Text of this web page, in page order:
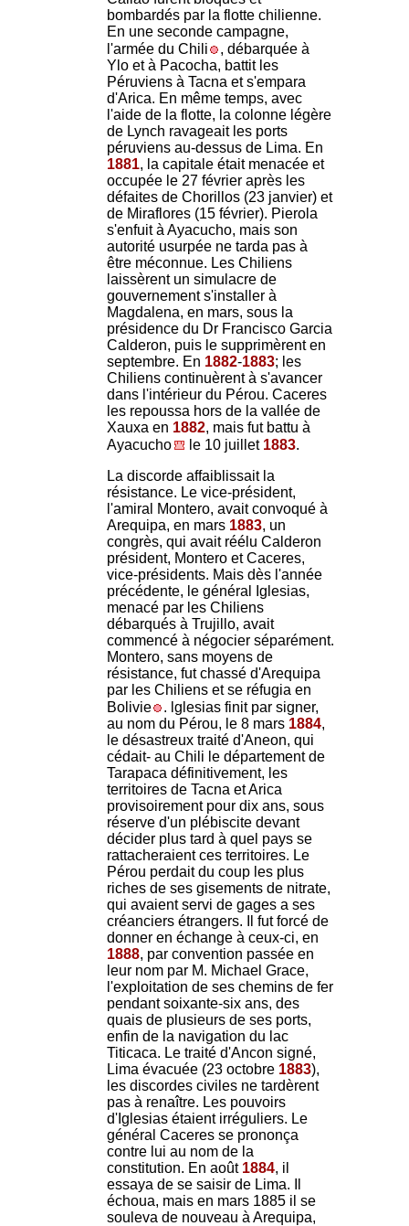
bombardés par la flotte chilienne.
En une seconde campagne,
l'armée du Chili
, débarquée à
Ylo et à Pacocha, battit les
Péruviens à Tacna et s'empara
d'Arica. En même temps, avec
l'aide de la flotte, la colonne légère
de Lynch ravageait les ports
péruviens au-dessus de Lima. En
1881, la capitale était menacée et
occupée le 27 février après les
défaites de Chorillos (23 janvier) et
de Miraflores (15 février). Pierola
s'enfuit à Ayacucho, mais son
autorité usurpée ne tarda pas à
être méconnue. Les Chiliens
laissèrent un simulacre de
gouvernement s'installer à
Magdalena, en mars, sous la
présidence du Dr Francisco Garcia
Calderon, puis le supprimèrent en
septembre. En 1882-1883; les
Chiliens continuèrent à s'avancer
dans l'intérieur du Pérou. Caceres
les repoussa hors de la vallée de
Xauxa en 1882, mais fut battu à
Ayacucho
le 10 juillet 1883.
La discorde affaiblissait la
résistance. Le vice-président,
l'amiral Montero, avait convoqué à
Arequipa, en mars 1883, un
congrès, qui avait réélu Calderon
président, Montero et Caceres,
vice-présidents. Mais dès l'année
précédente, le général Iglesias,
menacé par les Chiliens
débarqués à Trujillo, avait
commencé à négocier séparément.
Montero, sans moyens de
résistance, fut chassé d'Arequipa
par les Chiliens et se réfugia en
Bolivie
. lglesias finit par signer,
au nom du Pérou, le 8 mars 1884,
le désastreux traité d'Aneon, qui
cédait- au Chili le département de
Tarapaca définitivement, les
territoires de Tacna et Arica
provisoirement pour dix ans, sous
réserve d'un plébiscite devant
décider plus tard à quel pays se
rattacheraient ces territoires. Le
Pérou perdait du coup les plus
riches de ses gisements de nitrate,
qui avaient servi de gages a ses
créanciers étrangers. Il fut forcé de
donner en échange à ceux-ci, en
1888, par convention passée en
leur nom par M. Michael Grace,
l'exploitation de ses chemins de fer
pendant soixante-six ans, des
quais de plusieurs de ses ports,
enfin de la navigation du lac
Titicaca. Le traité d'Ancon signé,
Lima évacuée (23 octobre 1883),
les discordes civiles ne tardèrent
pas à renaître. Les pouvoirs
d'Iglesias étaient irréguliers. Le
général Caceres se prononça
contre lui au nom de la
constitution. En août 1884, il
essaya de se saisir de Lima. Il
échoua, mais en mars 1885 il se
souleva de nouveau à Arequipa,